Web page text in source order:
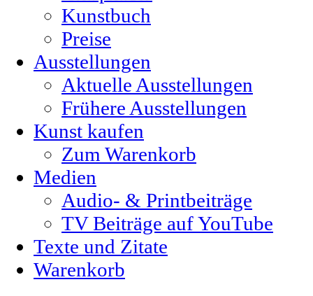
Kunstbuch
Preise
Ausstellungen
Aktuelle Ausstellungen
Frühere Ausstellungen
Kunst kaufen
Zum Warenkorb
Medien
Audio- & Printbeiträge
TV Beiträge auf YouTube
Texte und Zitate
Warenkorb